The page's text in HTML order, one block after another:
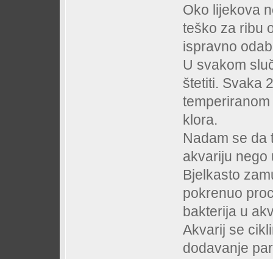
Oko lijekova
teško za ribu
ispravno
U svakom
štetiti. Svaka
klora.
Nadam se da
akvariju nego
Bjelkasto
pokrenuo
bakterija u
Akvarij se
dodavanje